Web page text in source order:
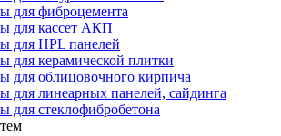
для фиброцемента
для кассет АКП
для HPL панелей
для керамической плитки
для облицовочного кирпича
для линеарных панелей, сайдинга
для стеклофибробетона